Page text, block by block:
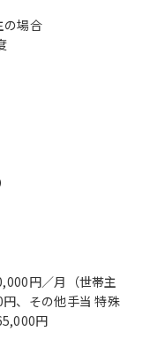
の場合
円／月（世帯主
、その他手当 特殊
円